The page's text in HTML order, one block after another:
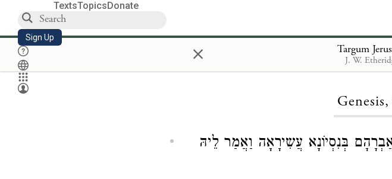
TextsTopicsDonate
Sign Up × Targum
J. W.
בְּנִסְיוֹנָא עֲשִירָאָה וַאֲמַר לֵיהּ